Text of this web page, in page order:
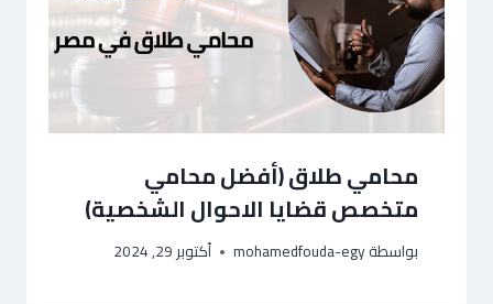
محامي طلاق (أفضل محامي
متخصص قضايا الاحوال الشخصية)
بواسطةmohamedfouda-egy أكتوبر 29, 2024